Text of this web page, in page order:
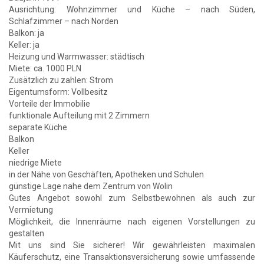
Ausrichtung: Wohnzimmer und Küche – nach Süden,
Schlafzimmer – nach Norden
Balkon: ja
Keller: ja
Heizung und Warmwasser: städtisch
Miete: ca. 1000 PLN
Zusätzlich zu zahlen: Strom
Eigentumsform: Vollbesitz
Vorteile der Immobilie
funktionale Aufteilung mit 2 Zimmern
separate Küche
Balkon
Keller
niedrige Miete
in der Nähe von Geschäften, Apotheken und Schulen
günstige Lage nahe dem Zentrum von Wolin
Gutes Angebot sowohl zum Selbstbewohnen als auch zur
Vermietung
Möglichkeit, die Innenräume nach eigenen Vorstellungen zu
gestalten
Mit uns sind Sie sicherer! Wir gewährleisten maximalen
Käuferschutz, eine Transaktionsversicherung sowie umfassende